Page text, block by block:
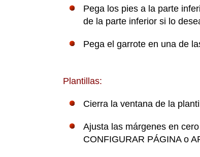
Pega los pies a la parte
de la parte inferior si lo
Pega el garrote en una de
Plantillas:
Cierra la ventana de la
Ajusta las márgenes en
CONFIGURAR PÁGINA o